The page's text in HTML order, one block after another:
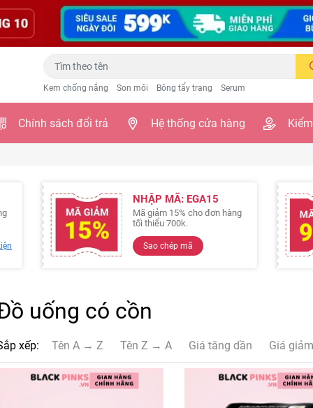
Kem chống nắng Son môi Bông tẩy trang Serum
Chính sách đổi trả Hệ thống cửa hàng
NHẬP MÃ: EGA15
Mã giảm 15% cho đơn hàng
tối thiểu 700k.
Sao chép mã
uống có cồn
xếp: Tên A → Z Tên Z → A Giá tăng dần Giá